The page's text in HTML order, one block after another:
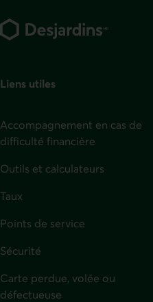
Liens utiles
Accompagnement en cas de
difficulté financière
Outils et calculateurs
Taux
Points de service
Sécurité
Carte perdue, volée ou
défectueuse